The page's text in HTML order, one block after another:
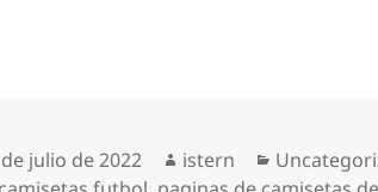
julio de 2022 Autor
istern Categorías